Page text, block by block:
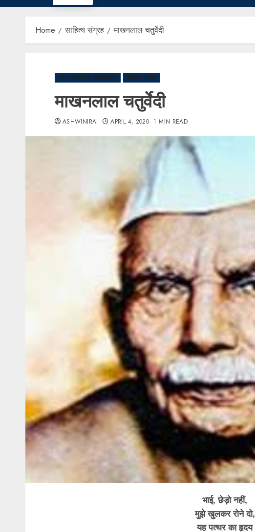
Home साहित्य संग्रह माखनलाल चतुर्वेदी
अन्य भाषाओं के साहित्यकार साहित्य संग्रह
माखनलाल चतुर्वेदी
ASHWINIRAI APRIL 4, 2020 1 MIN READ
भाई, छेड़ो नहीं,
मुझे खुलकर रोने दो,
यह पत्थर का हृदय